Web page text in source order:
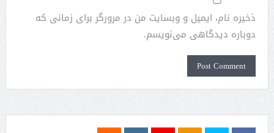
ذخیره نام، ایمیل و وبسایت من در مرورگر برای زمانی که
دوباره دیدگاهی می‌نویسم.